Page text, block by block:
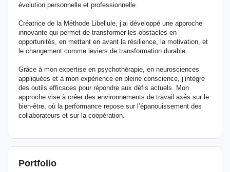
évolution personnelle et professionnelle.
Créatrice de la Méthode Libellule, j’ai développé une approche
innovante qui permet de transformer les obstacles en
opportunités, en mettant en avant la résilience, la motivation, et
le changement comme leviers de transformation durable.
Grâce à mon expertise en psychothérapie, en neurosciences
appliquées et à mon expérience en pleine conscience, j’intègre
des outils efficaces pour répondre aux défis actuels. Mon
approche vise à créer des environnements de travail axés sur le
bien-être, où la performance repose sur l’épanouissement des
collaborateurs et sur la coopération.
Portfolio